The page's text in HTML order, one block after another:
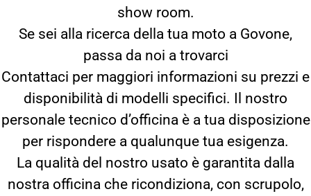
show room.
Se sei alla ricerca della tua moto a Govone,
passa da noi a trovarci
Contattaci per maggiori informazioni su prezzi e
disponibilità di modelli specifici. Il nostro
personale tecnico d’officina è a tua disposizione
per rispondere a qualunque tua esigenza.
La qualità del nostro usato è garantita dalla
nostra officina che ricondiziona, con scrupolo,